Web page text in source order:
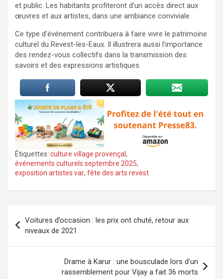
et public. Les habitants profiteront d’un accès direct aux
œuvres et aux artistes, dans une ambiance conviviale.
Ce type d’événement contribuera à faire vivre le patrimoine
culturel du Revest-les-Eaux. Il illustrera aussi l’importance
des rendez-vous collectifs dans la transmission des
savoirs et des expressions artistiques.
Étiquettes: culture village provençal ,
événements culturels septembre 2025,
exposition artistes var, fête des arts revest
de
l’article
Voitures d’occasion : les prix ont chuté, retour aux
niveaux de 2021
Drame à Karur : une bousculade lors d’un
rassemblement pour Vijay a fait 36 morts